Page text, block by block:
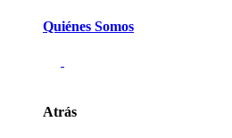
Quiénes Somos
Atrás